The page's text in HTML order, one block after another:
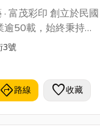
曆典贈品 專業印
印 創立於民國
逾50載，始終秉持
人」的核心價值，致
計與印刷服務。我們
呈現客戶的需求與理
DM、型錄、手提
、紅包袋、書籍等紙
3號
directions路線 favorite收藏